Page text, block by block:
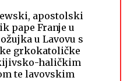
apostolski
pape Franje u
u Lavovu s
grkokatoličke
haličkim
te lavovskim